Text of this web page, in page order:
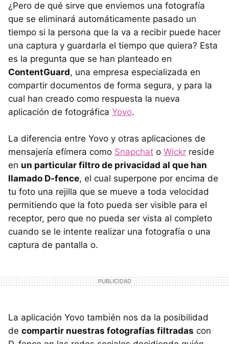
¿Pero de qué sirve que enviemos una fotografía
que se eliminará automáticamente pasado un
tiempo si la persona que la va a recibir puede hacer
una captura y guardarla el tiempo que quiera? Esta
es la pregunta que se han planteado en
ContentGuard, una empresa especializada en
compartir documentos de forma segura, y para la
cual han creado como respuesta la nueva
aplicación de fotográfica Yovo.
La diferencia entre Yovo y otras aplicaciones de
mensajería efímera como Snapchat o Wickr reside
en un particular filtro de privacidad al que han
llamado D-fence, el cual superpone por encima de
tu foto una rejilla que se mueve a toda velocidad
permitiendo que la foto pueda ser visible para el
receptor, pero que no pueda ser vista al completo
cuando se le intente realizar una fotografía o una
captura de pantalla o.
La aplicación Yovo también nos da la posibilidad
de compartir nuestras fotografías filtradas con